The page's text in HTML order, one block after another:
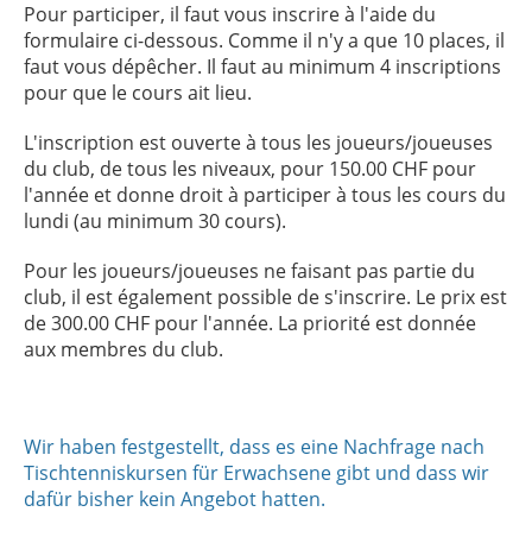
Pour participer, il faut vous inscrire à l'aide du
formulaire ci-dessous. Comme il n'y a que 10 places, il
faut vous dépêcher. Il faut au minimum 4 inscriptions
pour que le cours ait lieu.
L'inscription est ouverte à tous les joueurs/joueuses
du club, de tous les niveaux, pour 150.00 CHF pour
l'année et donne droit à participer à tous les cours du
lundi (au minimum 30 cours).
Pour les joueurs/joueuses ne faisant pas partie du
club, il est également possible de s'inscrire. Le prix est
de 300.00 CHF pour l'année. La priorité est donnée
aux membres du club.
Wir haben festgestellt, dass es eine Nachfrage nach
Tischtenniskursen für Erwachsene gibt und dass wir
dafür bisher kein Angebot hatten.